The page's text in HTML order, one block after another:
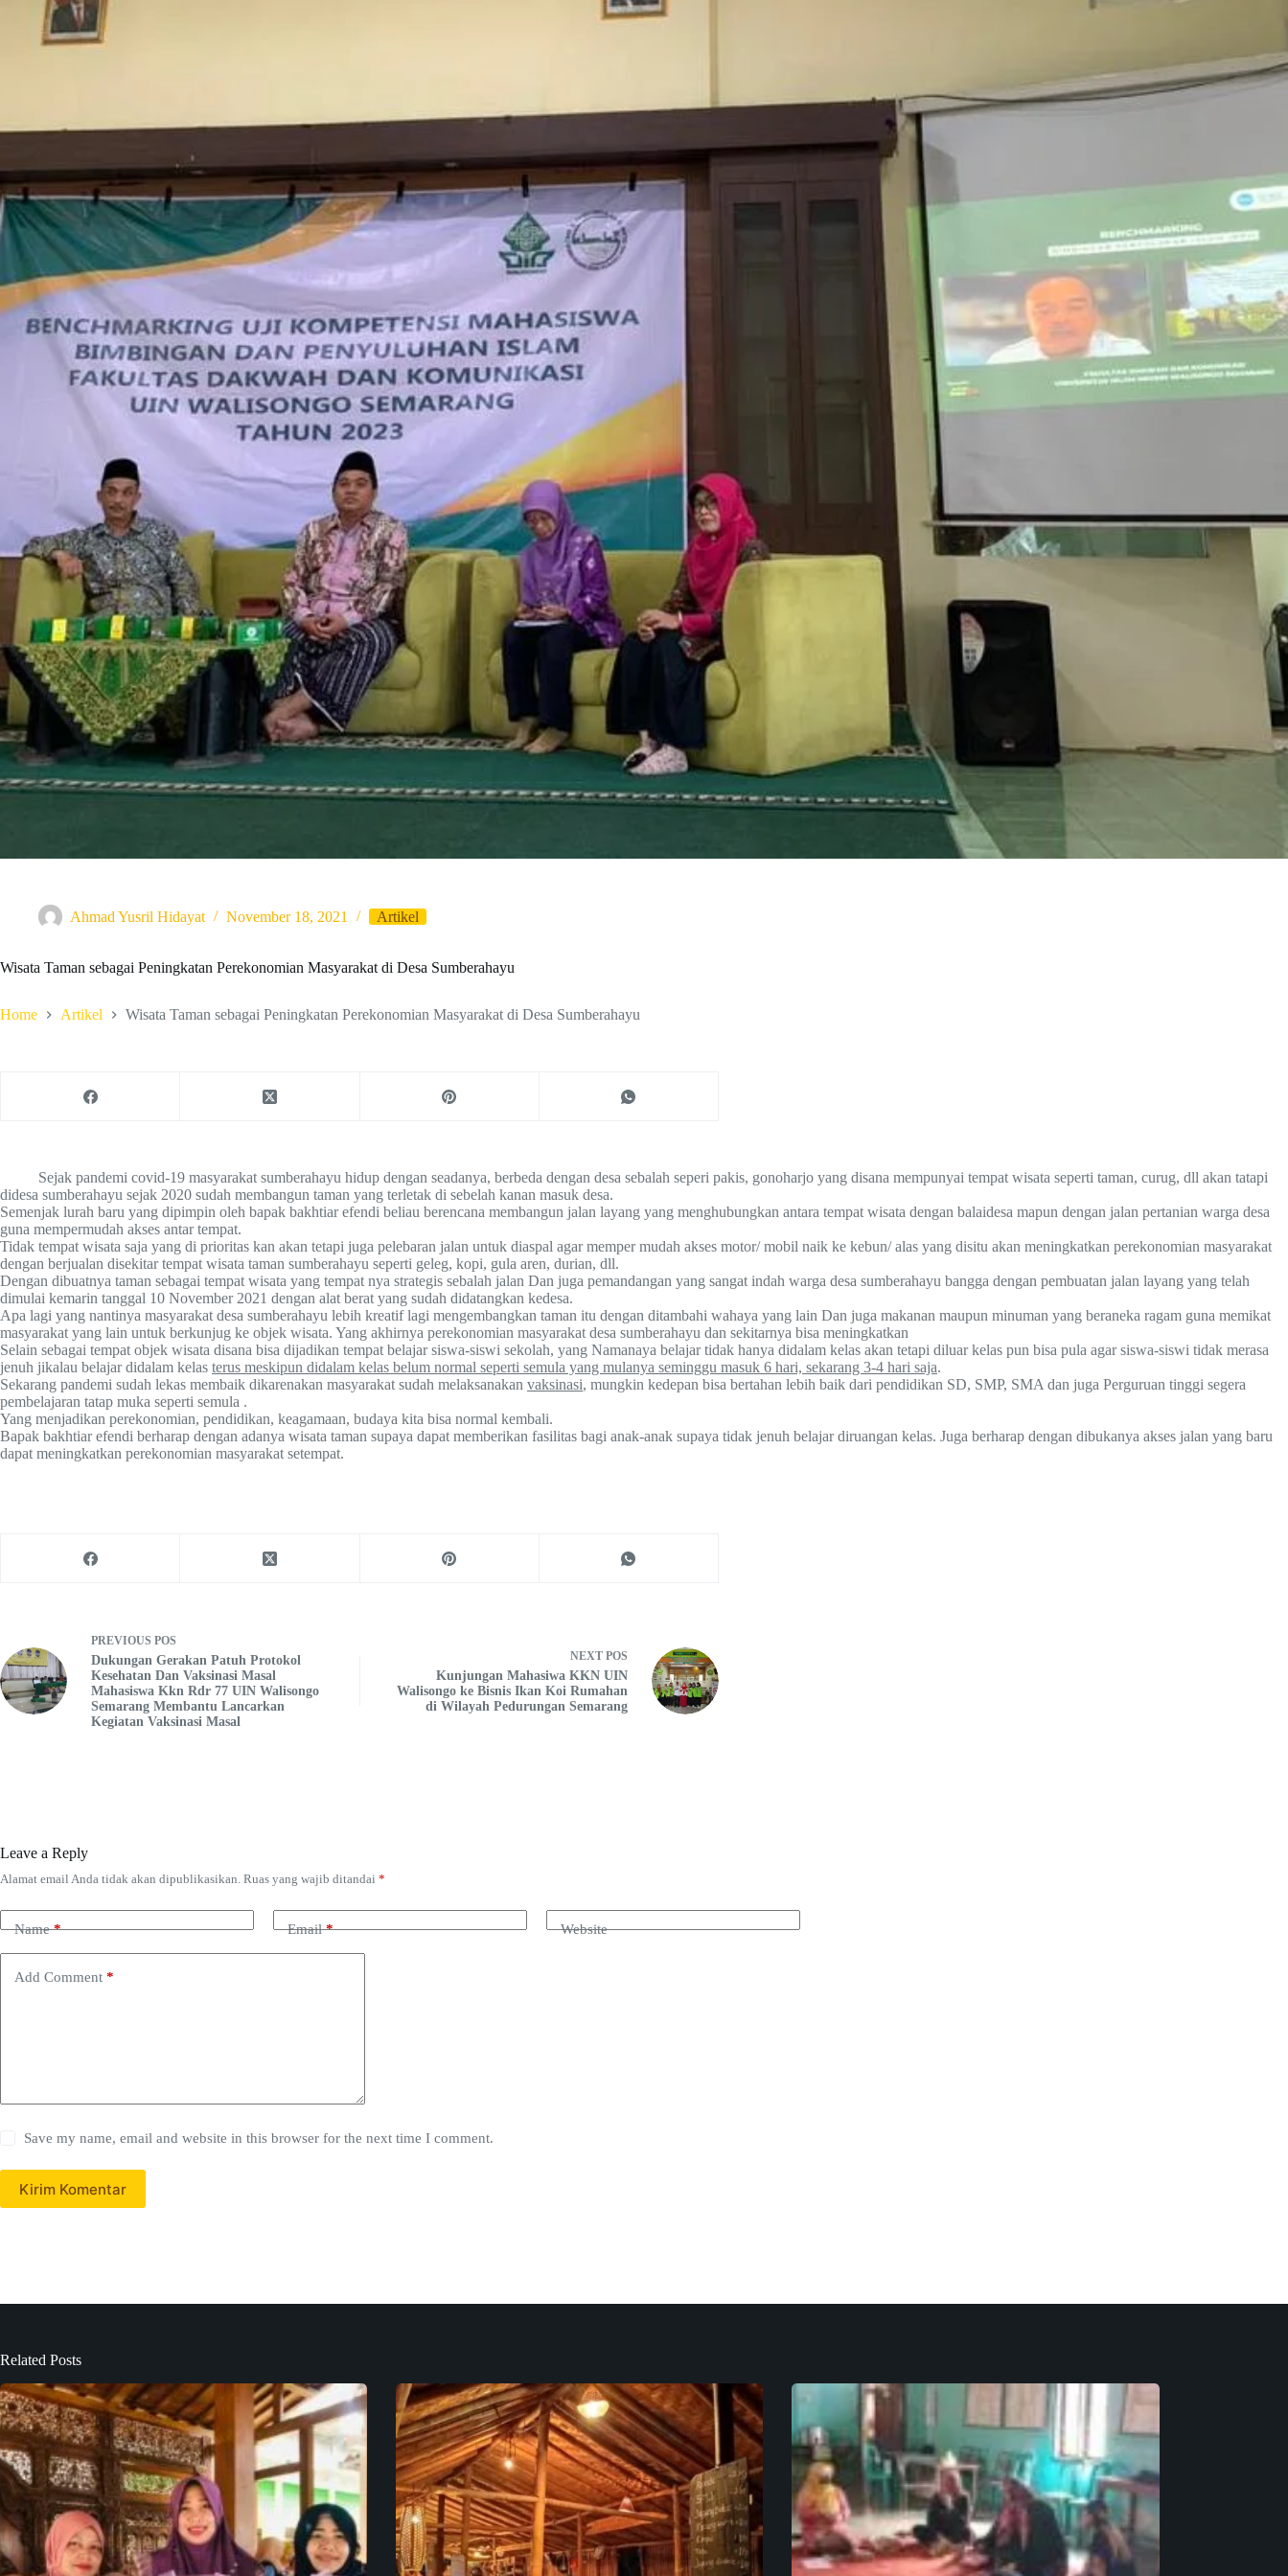
Ahmad Yusril Hidayat November 18, 2021 Artikel
Wisata Taman sebagai Peningkatan Perekonomian Masyarakat di Desa Sumberahayu
Home Artikel Wisata Taman sebagai Peningkatan Perekonomian Masyarakat di Desa Sumberahayu
Sejak pandemi covid-19 masyarakat sumberahayu hidup dengan seadanya, berbeda dengan desa sebalah seperi pakis, gonoharjo yang disana mempunyai tempat wisata seperti taman, curug, dll akan tatapi
didesa sumberahayu sejak 2020 sudah membangun taman yang terletak di sebelah kanan masuk desa.
Semenjak lurah baru yang dipimpin oleh bapak bakhtiar efendi beliau berencana membangun jalan layang yang menghubungkan antara tempat wisata dengan balaidesa mapun dengan jalan pertanian warga desa
guna mempermudah akses antar tempat.
Tidak tempat wisata saja yang di prioritas kan akan tetapi juga pelebaran jalan untuk diaspal agar memper mudah akses motor/ mobil naik ke kebun/ alas yang disitu akan meningkatkan perekonomian masyarakat
dengan berjualan disekitar tempat wisata taman sumberahayu seperti geleg, kopi, gula aren, durian, dll.
Dengan dibuatnya taman sebagai tempat wisata yang tempat nya strategis sebalah jalan Dan juga pemandangan yang sangat indah warga desa sumberahayu bangga dengan pembuatan jalan layang yang telah
dimulai kemarin tanggal 10 November 2021 dengan alat berat yang sudah didatangkan kedesa.
Apa lagi yang nantinya masyarakat desa sumberahayu lebih kreatif lagi mengembangkan taman itu dengan ditambahi wahaya yang lain Dan juga makanan maupun minuman yang beraneka ragam guna memikat
masyarakat yang lain untuk berkunjug ke objek wisata. Yang akhirnya perekonomian masyarakat desa sumberahayu dan sekitarnya bisa meningkatkan
Selain sebagai tempat objek wisata disana bisa dijadikan tempat belajar siswa-siswi sekolah, yang Namanaya belajar tidak hanya didalam kelas akan tetapi diluar kelas pun bisa pula agar siswa-siswi tidak merasa
jenuh jikalau belajar didalam kelas terus meskipun didalam kelas belum normal seperti semula yang mulanya seminggu masuk 6 hari, sekarang 3-4 hari saja.
Sekarang pandemi sudah lekas membaik dikarenakan masyarakat sudah melaksanakan vaksinasi, mungkin kedepan bisa bertahan lebih baik dari pendidikan SD, SMP, SMA dan juga Perguruan tinggi segera
pembelajaran tatap muka seperti semula .
Yang menjadikan perekonomian, pendidikan, keagamaan, budaya kita bisa normal kembali.
Bapak bakhtiar efendi berharap dengan adanya wisata taman supaya dapat memberikan fasilitas bagi anak-anak supaya tidak jenuh belajar diruangan kelas. Juga berharap dengan dibukanya akses jalan yang baru
dapat meningkatkan perekonomian masyarakat setempat.
PREVIOUS POS
Dukungan Gerakan Patuh Protokol
Kesehatan Dan Vaksinasi Masal
Mahasiswa Kkn Rdr 77 UIN Walisongo
Semarang Membantu Lancarkan
Kegiatan Vaksinasi Masal
NEXT POS
Kunjungan Mahasiwa KKN UIN
Walisongo ke Bisnis Ikan Koi Rumahan
di Wilayah Pedurungan Semarang
Leave a Reply
Alamat email Anda tidak akan dipublikasikan. Ruas yang wajib ditandai *
Name* Email* Website
Add Comment *
Save my name, email and website in this browser for the next time I comment.
Kirim Komentar
Related Posts